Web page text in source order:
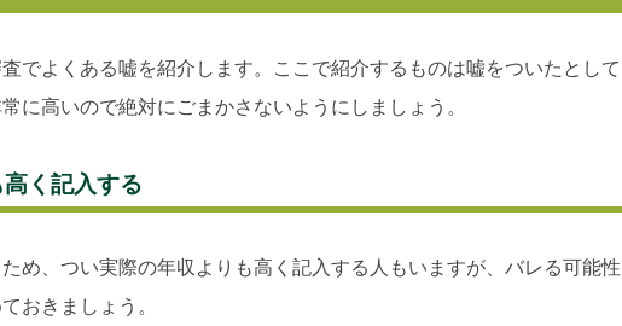
でよくある嘘を紹介します。ここで紹介するものは嘘をついたとして
に高いので絶対にごまかさないようにしましょう。
く記入する
め、つい実際の年収よりも高く記入する人もいますが、バレる可能性
おきましょう。